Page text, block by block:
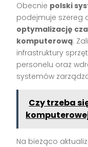
Obecnie polski
podejmuje szereg
optymalizację
komputerową.
infrastruktury
personelu oraz
systemów
Czy trzeba
Na bieżąco